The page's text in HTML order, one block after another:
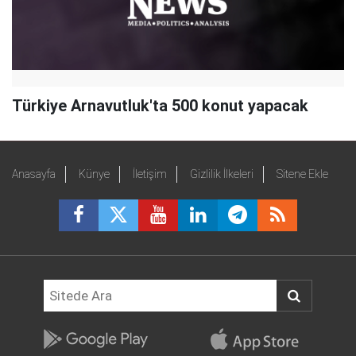
Türkiye Arnavutluk'ta 500 konut yapacak
Anasayfa Künye İletişim Gizlilik İlkeleri Sitene Ekle